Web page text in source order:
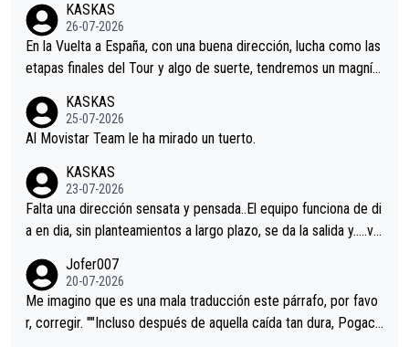
KASKAS
26-07-2026
En la Vuelta a España, con una buena dirección, lucha como las
etapas finales del Tour y algo de suerte, tendremos un magnífi
KASKAS
25-07-2026
Al Movistar Team le ha mirado un tuerto.
KASKAS
23-07-2026
Falta una dirección sensata y pensada..El equipo funciona de di
a en dia, sin planteamientos a largo plazo, se da la salida y…..ve
Minguez, Velez etc etc.Me da pena vivir estos momentos tan
tristes sin victorias.
Jofer007
20-07-2026
Me imagino que es una mala traducción este párrafo, por favo
r, corregir. ""Incluso después de aquella caída tan dura, Pogaca